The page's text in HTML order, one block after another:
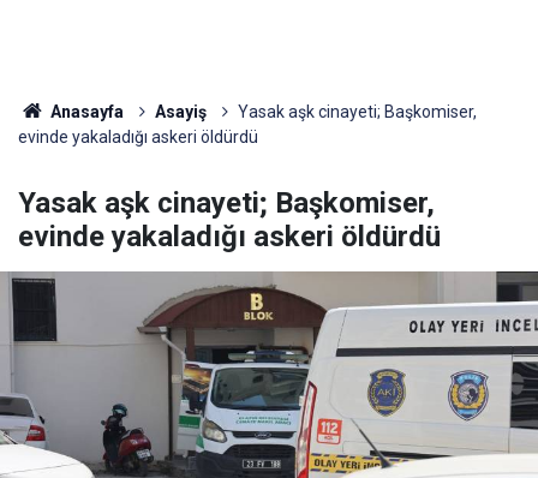
Anasayfa Asayiş
Yasak aşk cinayeti; Başkomiser,
evinde yakaladığı askeri öldürdü
Yasak aşk cinayeti; Başkomiser,
evinde yakaladığı askeri öldürdü